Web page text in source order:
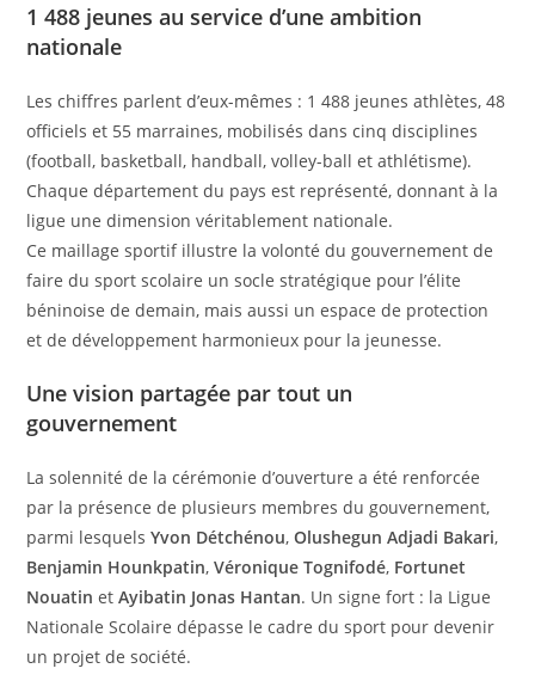
1 488 jeunes au service d’une ambition
nationale
Les chiffres parlent d’eux-mêmes : 1 488 jeunes athlètes, 48
officiels et 55 marraines, mobilisés dans cinq disciplines
(football, basketball, handball, volley-ball et athlétisme).
Chaque département du pays est représenté, donnant à la
ligue une dimension véritablement nationale.
Ce maillage sportif illustre la volonté du gouvernement de
faire du sport scolaire un socle stratégique pour l’élite
béninoise de demain, mais aussi un espace de protection
et de développement harmonieux pour la jeunesse.
Une vision partagée par tout un
gouvernement
La solennité de la cérémonie d’ouverture a été renforcée
par la présence de plusieurs membres du gouvernement,
parmi lesquelsYvon Détchénou,Olushegun Adjadi Bakari,
Benjamin Hounkpatin,Véronique Tognifodé, Fortunet
Nouatin etAyibatin Jonas Hantan. Un signe fort : la Ligue
Nationale Scolaire dépasse le cadre du sport pour devenir
un projet de société.